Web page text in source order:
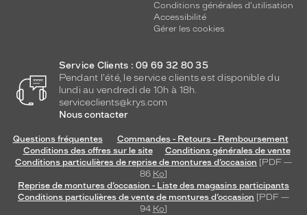
Conditions générales d'utilisation
Accessibilité
Gérer les cookies
Service Clients : 09 69 32 80 35
Pendant l'été, le service clients est disponible du
lundi au vendredi de 10h à 18h.
serviceclients@krys.com
Nous contacter
Questions fréquentes
Commandes - Retours - Remboursement
Conditions des offres sur le site
Conditions générales de vente
Conditions particulières de reprise de montures d’occasion [PDF —
86 Ko]
Reprise de montures d’occasion - Liste des magasins participants
Conditions particulières de vente de montures d’occasion [PDF —
94 Ko]